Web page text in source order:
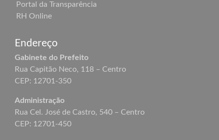
Portal da Transparência
RH Online
Endereço
Gabinete do Prefeito
Rua Capitão Neco, 118 – Centro
CEP: 12701-350
Administração
Rua Cel. José de Castro, 540 – Centro
CEP: 12701-450